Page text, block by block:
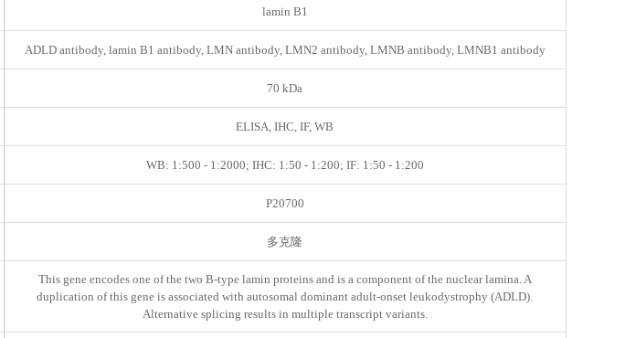
lamin B1
ADLD antibody, lamin B1 antibody, LMN antibody, LMN2 antibody, LMNB antibody, LMNB1 antibody
70 kDa
ELISA, IHC, IF, WB
WB: 1:500 - 1:2000; IHC: 1:50 - 1:200; IF: 1:50 - 1:200
P20700
多克隆
This gene encodes one of the two B-type lamin proteins and is a component of the nuclear lamina. A
duplication of this gene is associated with autosomal dominant adult-onset leukodystrophy (ADLD).
Alternative splicing results in multiple transcript variants.